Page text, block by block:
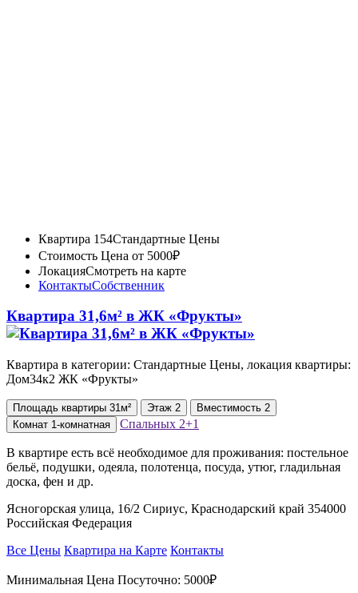
Квартира 154Стандартные Цены
Стоимость Цена от 5000₽
ЛокацияСмотреть на карте
КонтактыСобственник
Квартира 31,6м² в ЖК «Фрукты»
Квартира в категории: Стандартные Цены, локация квартиры:
Дом34к2 ЖК «Фрукты»
Площадь квартиры 31м² Этаж 2 Вместимость 2
Комнат 1-комнатная Спальных 2+1
В квартире есть всё необходимое для проживания: постельное
бельё, подушки, одеяла, полотенца, посуда, утюг, гладильная
доска, фен и др.
Ясногорская улица, 16/2 Сириус, Краснодарский край 354000
Российская Федерация
Все Цены Квартира на Карте Контакты
Минимальная Цена Посуточно: 5000₽